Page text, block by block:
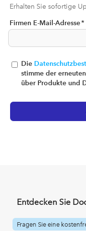
Erhalten Sie sofortige
Firmen E-Mail-Adresse*
Die
stimme der
über Produkte und
Entdecken Sie
Fragen Sie eine